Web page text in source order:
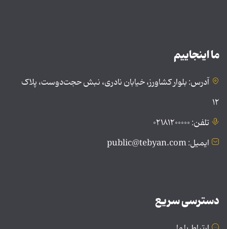
ما اینجاییم
آدرس: بلوار کشاورز، خیابان نادری، نبش حجت‌دوست، پلاک
۱۲
تلفن: ۰۲۱۸۱۲۰۰۰۰۰
ایمیل: public@tebyan.com
دسترسی سریع